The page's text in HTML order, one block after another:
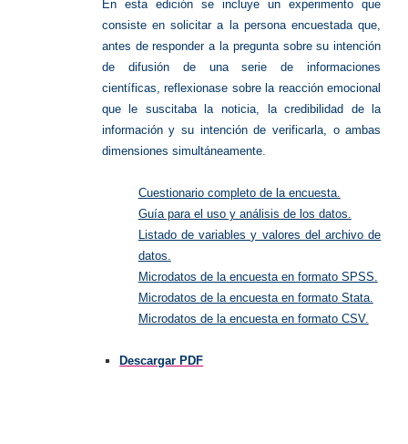
En esta edición se incluye un experimento que
consiste en solicitar a la persona encuestada que,
antes de responder a la pregunta sobre su intención
de difusión de una serie de informaciones
científicas, reflexionase sobre la reacción emocional
que le suscitaba la noticia, la credibilidad de la
información y su intención de verificarla, o ambas
dimensiones simultáneamente.
Cuestionario completo de la encuesta.
Guía para el uso y análisis de los datos.
Listado de variables y valores del archivo de
datos.
Microdatos de la encuesta en formato SPSS.
Microdatos de la encuesta en formato Stata.
Microdatos de la encuesta en formato CSV.
Descargar PDF